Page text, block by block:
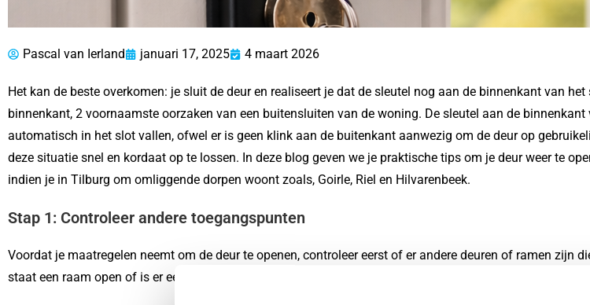
Pascal van Ierland januari 17, 2025 4 maart 2026
Het kan de beste overkomen: je sluit de deur en realiseert je dat de sleutel nog aan de binnenkant van
binnenkant, 2 voornaamste oorzaken van een buitensluiten van de woning. De sleutel aan de
automatisch in het slot vallen, ofwel er is geen klink aan de buitenkant aanwezig om de deur op
deze situatie snel en kordaat op te lossen. In deze blog geven we je praktische tips om je deur weer te
indien je in Tilburg om omliggende dorpen woont zoals, Goirle, Riel en Hilvarenbeek.
Stap 1: Controleer andere toegangspunten
Voordat je maatregelen neemt om de deur te openen, controleer eerst of er andere deuren of ramen zijn
staat een raam open of is er een andere deur die niet op slot is. Dit kan je de moeite en kosten van het